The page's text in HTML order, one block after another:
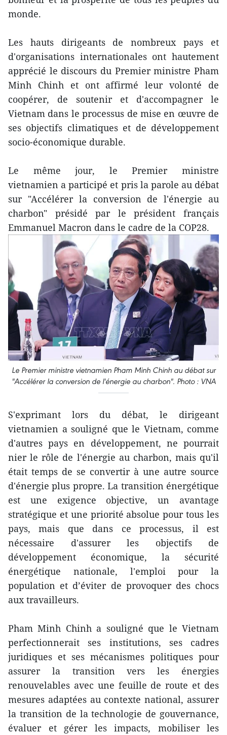
monde.
Les hauts dirigeants de nombreux pays et
d'organisations internationales ont hautement
apprécié le discours du Premier ministre Pham
Minh Chinh et ont affirmé leur volonté de
coopérer, de soutenir et d'accompagner le
Vietnam dans le processus de mise en œuvre de
ses objectifs climatiques et de développement
socio-économique durable.
Le même jour, le Premier ministre
vietnamien a participé et pris la parole au débat
sur "Accélérer la conversion de l'énergie au
charbon" présidé par le président français
Emmanuel Macron dans le cadre de la COP28.
Le Premier ministre vietnamien Pham Minh Chinh au débat sur
"Accélérer la conversion de l'énergie au charbon". Photo : VNA
S'exprimant lors du débat, le dirigeant
vietnamien a souligné que le Vietnam, comme
d'autres pays en développement, ne pourrait
nier le rôle de l'énergie au charbon, mais qu'il
était temps de se convertir à une autre source
d'énergie plus propre. La transition énergétique
est une exigence objective, un avantage
stratégique et une priorité absolue pour tous les
pays, mais que dans ce processus, il est
nécessaire d'assurer les objectifs de
développement économique, la sécurité
énergétique nationale, l'emploi pour la
population et d’éviter de provoquer des chocs
aux travailleurs.
Pham Minh Chinh a souligné que le Vietnam
perfectionnerait ses institutions, ses cadres
juridiques et ses mécanismes politiques pour
assurer la transition vers les énergies
renouvelables avec une feuille de route et des
mesures adaptées au contexte national, assurer
la transition de la technologie de gouvernance,
évaluer et gérer les impacts, mobiliser les